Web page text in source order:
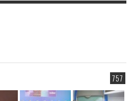
757